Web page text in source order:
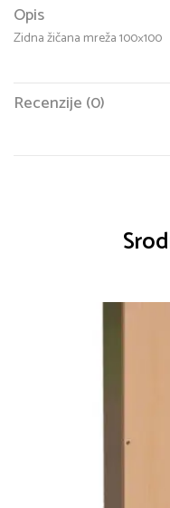
Opis
Zidna žičana mreža 100×100
Recenzije (0)